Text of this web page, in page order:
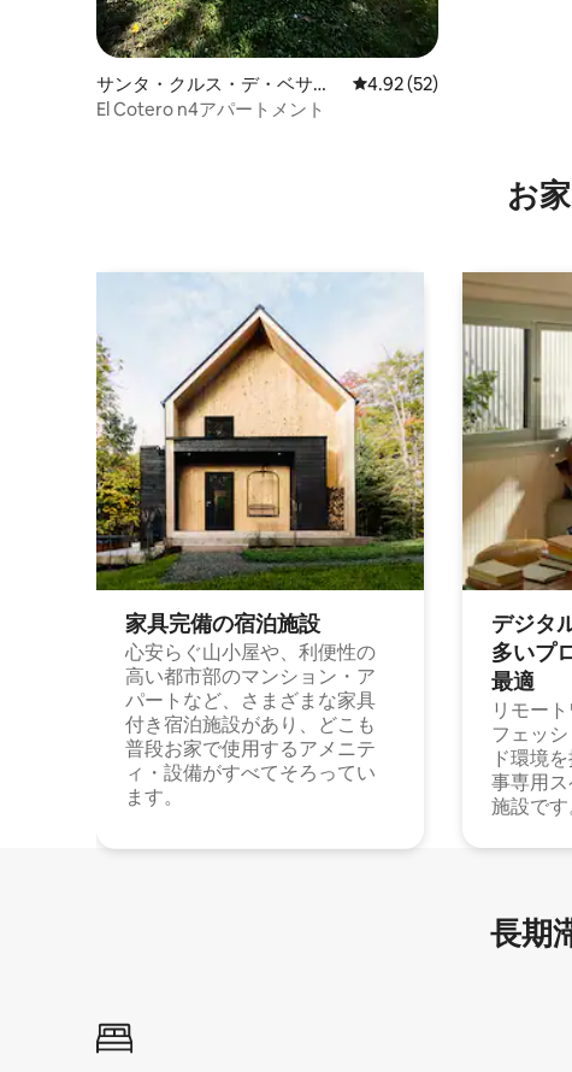
サンタ・クルス・デ・ベサナ
の一軒家
レビュー52件、5つ星中
4.92 (52)
El Cotero n4アパートメント
お
家具完備の宿⁠泊⁠施⁠設
心安らぐ山小屋や、利便性の
高い都市部のマンション・ア
パートなど、さまざまな家具
付き宿泊施設があり、どこも
普段お家で使用するアメニテ
ィ・設備がすべてそろってい
ます。
デジタ
多⁠いプ⁠
最⁠適
リモー
フェッ
ド環境
事専用
施設です
長期